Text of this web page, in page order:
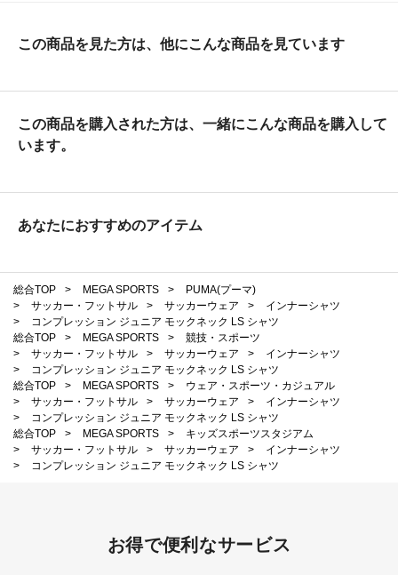
この商品を見た方は、他にこんな商品を見ています
この商品を購入された方は、一緒にこんな商品を購入して
います。
あなたにおすすめのアイテム
総合TOP > MEGA SPORTS >
PUMA(プーマ)
>
サッカー・フットサル > サッカーウェア >
インナーシャツ
>
コンプレッション ジュニア モックネック LS シャツ
総合TOP
> MEGA SPORTS >
競技・スポーツ
>
サッカー・フットサル > サッカーウェア >
インナーシャツ
>
コンプレッション ジュニア モックネック LS シャツ
総合TOP
> MEGA SPORTS >
ウェア・スポーツ・カジュアル
>
サッカー・フットサル > サッカーウェア >
インナーシャツ
>
コンプレッション ジュニア モックネック LS シャツ
総合TOP
> MEGA SPORTS >
キッズスポーツスタジアム
>
サッカー・フットサル > サッカーウェア >
インナーシャツ
>
コンプレッション ジュニア モックネック LS シャツ
お得で便利なサービス